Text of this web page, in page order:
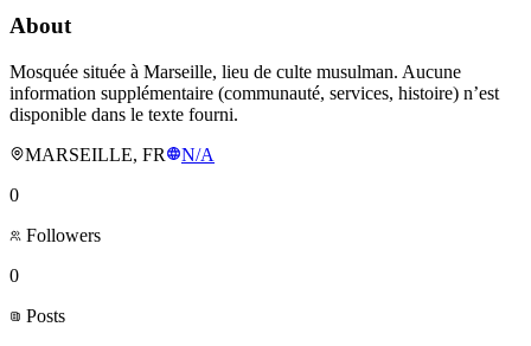
About
Mosquée située à Marseille, lieu de culte musulman. Aucune
information supplémentaire (communauté, services, histoire) n’est
disponible dans le texte fourni.
MARSEILLE, FR
N/A
0
Followers
0
Posts